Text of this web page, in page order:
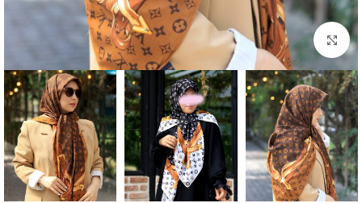
برای بزرگنمایی کلیک کنید